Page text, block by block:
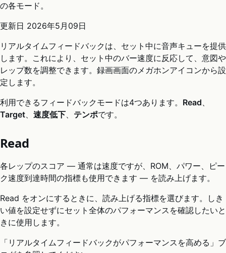
の各モード。
更新日 2026年5月09日
リアルタイムフィードバックは、セット中に音声キューを提供
します。これにより、セット中のバー速度に反応して、意図や
レップ数を調整できます。録画画面のメガホンアイコンから設
定します。
利用できるフィードバックモードは4つあります。 Read
Target
速度低下 テンポです。
Read
各レップのスコア — 通常は速度ですが、ROM、パワー、ピー
ク速度到達時間の指標も使用できます — を読み上げます。
Read をオンにするときに、読み上げる指標を選びます。しき
い値を設定せずにセット全体のパフォーマンスを確認したいと
きに使用します。
「リアルタイムフィードバックがパフォーマンスを高める」ブ